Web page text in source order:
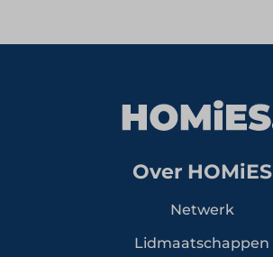
Over HOMiES
Netwerk
Lidmaatschappen